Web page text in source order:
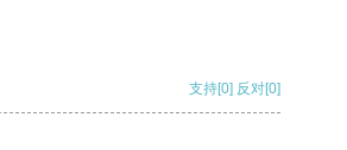
支持[0] 反对[0]